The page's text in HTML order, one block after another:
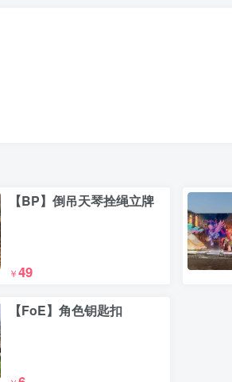
【BP】倒吊天琴拴绳立牌
￥49
【FoE】角色钥匙扣